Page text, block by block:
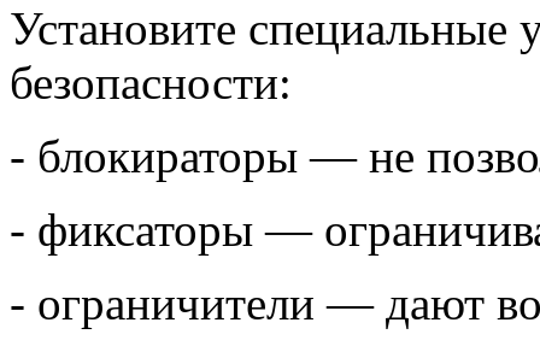
Установите специальные
безопасности:
- блокираторы — не
- фиксаторы —
- ограничители — дают